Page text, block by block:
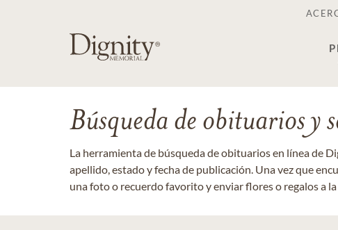
Búsqueda de obituarios y
La herramienta de búsqueda de obituarios en línea de
apellido, estado y fecha de publicación. Una vez que
una foto o recuerdo favorito y enviar flores o regalos a